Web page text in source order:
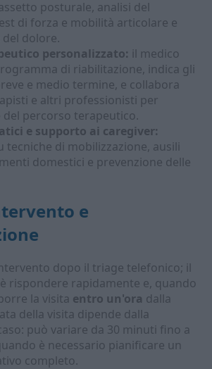
posturale, analisi del
di forza e mobilità articolare e
dolore.
personalizzato: il medico
di riabilitazione, indica gli
e medio termine, e collabora
e altri professionisti per
del percorso terapeutico.
e supporto ai caregiver:
tecniche di mobilizzazione, ausili
domestici e prevenzione delle
e
dopo il triage telefonico; il
rispondere rapidamente e, quando
la visita entro un'ora dalla
della visita dipende dalla
può variare da 30 minuti fino a
è necessario pianificare un
completo.